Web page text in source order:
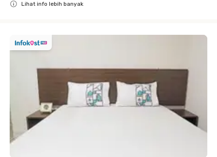
Lihat info lebih banyak